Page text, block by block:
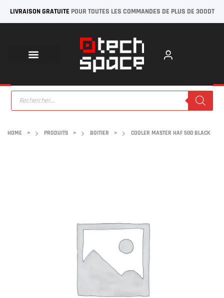
LIVRAISON GRATUITE POUR TOUTES LES COMMANDES DE PLUS DE 300DT
HOME > PRODUITS > BOITIER > COOLER MASTER HAF 500 BLACK